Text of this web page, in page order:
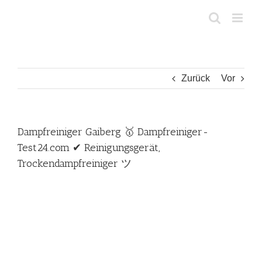
Zurück Vor
Dampfreiniger Gaiberg 🥇 Dampfreiniger-
Test24.com ✔ Reinigungsgerät,
Trockendampfreiniger ツ